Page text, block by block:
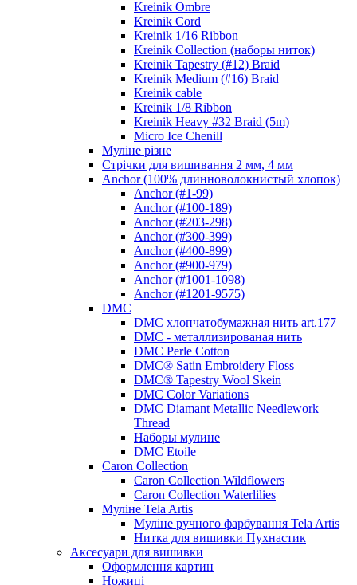
Kreinik Ombre
Kreinik Cord
Kreinik 1/16 Ribbon
Kreinik Collection (наборы ниток)
Kreinik Tapestry (#12) Braid
Kreinik Medium (#16) Braid
Kreinik cable
Kreinik 1/8 Ribbon
Kreinik Heavy #32 Braid (5m)
Micro Ice Chenill
Муліне різне
Стрічки для вишивання 2 мм, 4 мм
Anchor (100% длинноволокнистый хлопок)
Anchor (#1-99)
Anchor (#100-189)
Anchor (#203-298)
Anchor (#300-399)
Anchor (#400-899)
Anchor (#900-979)
Anchor (#1001-1098)
Anchor (#1201-9575)
DMC
DMC хлопчатобумажная нить art.177
DMC - металлизированая нить
DMC Perle Cotton
DMC® Satin Embroidery Floss
DMC® Tapestry Wool Skein
DMC Color Variations
DMC Diamant Metallic Needlework
Thread
Наборы мулине
DMC Etoile
Caron Collection
Caron Collection Wildflowers
Caron Collection Waterlilies
Муліне Tela Artis
Муліне ручного фарбування Tela Artis
Нитка для вишивки Пухнастик
Аксесуари для вишивки
Оформлення картин
Ножиці